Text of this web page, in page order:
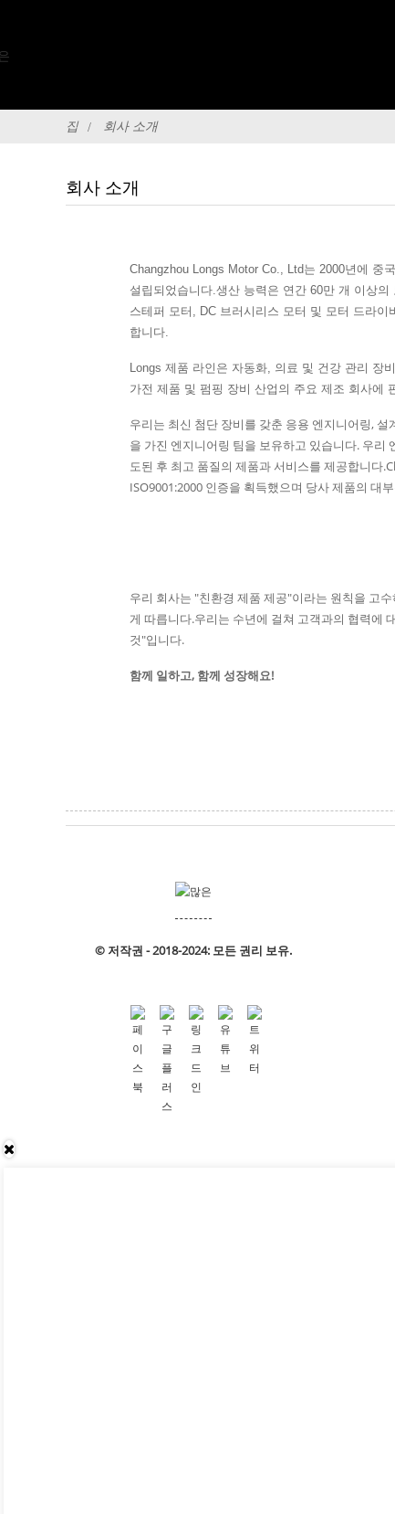
집 회사 소개
회사 소개
Changzhou Longs Motor Co., Ltd는 2000년에 중
설립되었습니다.생산 능력은 연간 60만 개 이상
스테퍼 모터, DC 브러시리스 모터 및 모터 드라
합니다.
Longs 제품 라인은 자동화, 의료 및 건강 관리 장
가전 제품 및 펌핑 장비 산업의 주요 제조 회사에
우리는 최신 첨단 장비를 갖춘 응용 엔지니어링,
을 가진 엔지니어링 팀을 보유하고 있습니다. 우리
도된 후 최고 품질의 제품과 서비스를 제공합니다.
ISO9001:2000 인증을 획득했으며 당사 제품의 대
우리 회사는 "친환경 제품 제공"이라는 원칙을 고
게 따릅니다.우리는 수년에 걸쳐 고객과의 협력에
것"입니다.
함께 일하고, 함께 성장해요!
© 저작권 - 2018-2024: 모든 권리 보유.